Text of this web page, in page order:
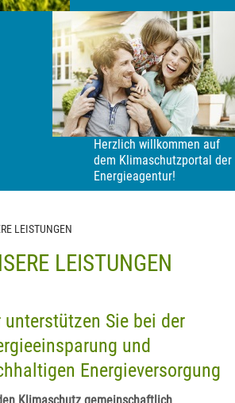
Herzlich willkommen auf
dem Klimaschutzportal der
Energieagentur!
LEISTUNGEN
LEISTUNGEN
unterstützen Sie bei der
und
Energieversorgung